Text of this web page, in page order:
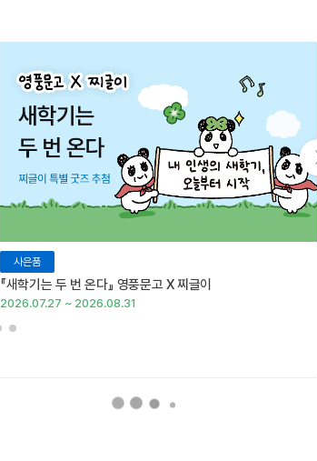
사은품
『새학기는 두 번 온다』 영풍문고 X 찌글이
2026.07.27 ~ 2026.08.31